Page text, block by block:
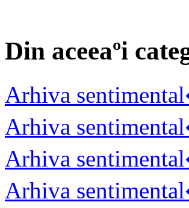
Din aceeaºi
Arhiva
Arhiva
Arhiva
Arhiva